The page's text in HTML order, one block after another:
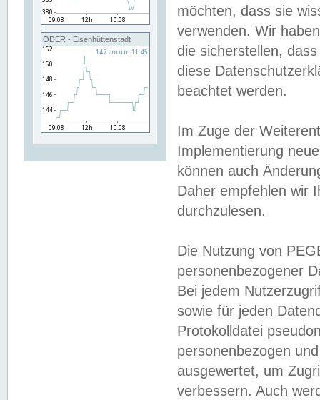
ODER - Eisenhüttenstadt
möchten, dass sie
verwenden. Wir
die sicherstellen,
diese
beachtet werden.
Im Zuge der
Implementierung
können auch
Daher empfehlen wir
durchzulesen.
Die Nutzung von
personenbezogener
Bei jedem
sowie für jeden
Protokolldatei
personenbezogen
ausgewertet, um
verbessern. Auch